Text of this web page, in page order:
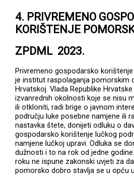
4. PRIVREMENO
KORIŠTENJE
ZPDML 2023.
Privremeno gospodarsko
je institut raspolaganja pomorskim
Hrvatskoj. Vlada Republike
izvanrednih okolnosti koje se nisu
ili otkloniti, radi brige o javnom
području luke posebne namjene ili
nastavka štete, donijeti odluku o
gospodarsko korištenje lučkog
namjene lučkoj upravi. Odluka se
dužnosti i to na rok od jedne
roku ne ispune zakonski uvjeti za
pomorsko dobro stavlja se u opću